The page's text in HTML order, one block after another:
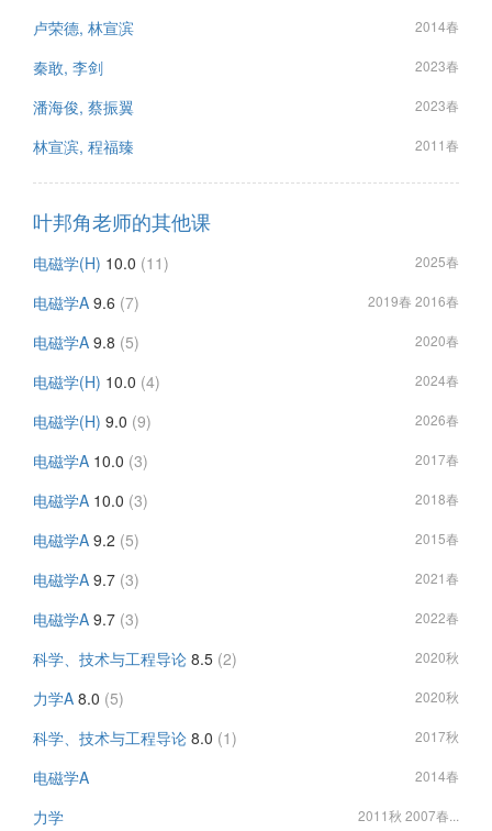
卢荣德, 林宣滨 2014春
秦敢, 李剑 2023春
潘海俊, 蔡振翼 2023春
林宣滨, 程福臻 2011春
叶邦角老师的其他课
电磁学(H) 10.0 (11) 2025春
电磁学A 9.6 (7) 2019春 2016春
电磁学A 9.8 (5) 2020春
电磁学(H) 10.0 (4) 2024春
电磁学(H) 9.0 (9) 2026春
电磁学A 10.0 (3) 2017春
电磁学A 10.0 (3) 2018春
电磁学A 9.2 (5) 2015春
电磁学A 9.7 (3) 2021春
电磁学A 9.7 (3) 2022春
科学、技术与工程导论 8.5 (2) 2020秋
力学A 8.0 (5) 2020秋
科学、技术与工程导论 8.0 (1) 2017秋
电磁学A 2014春
力学 2011秋 2007春...